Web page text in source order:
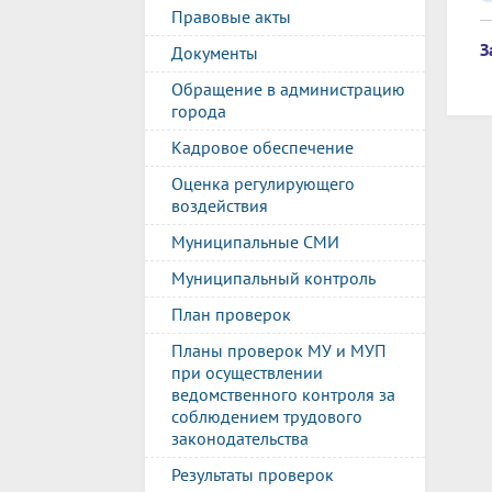
Правовые акты
Документы
Обращение в администрацию
города
Кадровое обеспечение
Оценка регулирующего
воздействия
Муниципальные СМИ
Муниципальный контроль
План проверок
Планы проверок МУ и МУП
при осуществлении
ведомственного контроля за
соблюдением трудового
законодательства
Результаты проверок